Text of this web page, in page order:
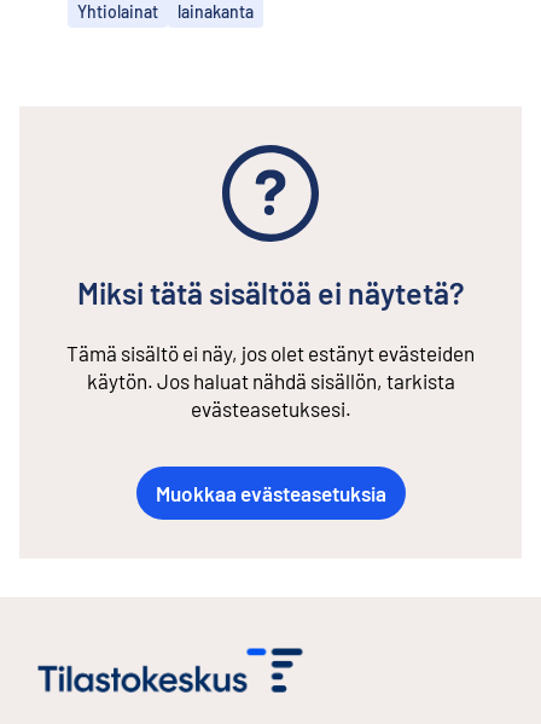
Yhtiolainat
lainakanta
Miksi tätä sisältöä ei näytetä?
Tämä sisältö ei näy, jos olet estänyt evästeiden
käytön. Jos haluat nähdä sisällön, tarkista
evästeasetuksesi.
Muokkaa evästeasetuksia